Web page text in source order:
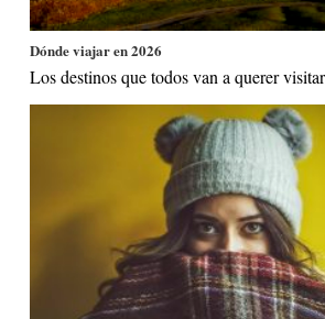
Dónde viajar en 2026
Los destinos que todos van a querer